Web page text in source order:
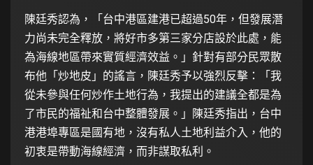
陳廷秀認為，「台中港區建港已超過50年，但發展潛
力尚未完全釋放，將好市多第三家分店設於此處，能
為海線地區帶來實質經濟效益。」針對有部分民眾散
布他「炒地皮」的謠言，陳廷秀予以強烈反擊：「我
從未參與任何炒作土地行為，我提出的建議全都是為
了市民的福祉和台中整體發展。」陳廷秀指出，台中
港港埠專區是國有地，沒有私人土地利益介入，他的
初衷是帶動海線經濟，而非謀取私利。